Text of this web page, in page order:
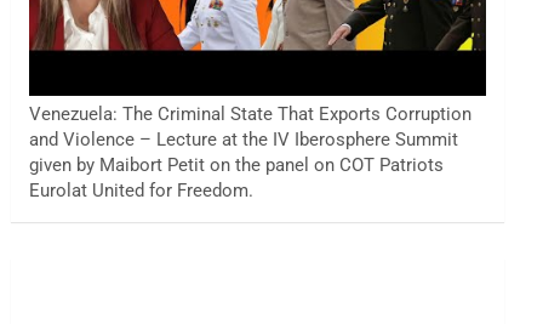
Venezuela: The Criminal State That Exports Corruption
and Violence – Lecture at the IV Iberosphere Summit
given by Maibort Petit on the panel on COT Patriots
Eurolat United for Freedom.